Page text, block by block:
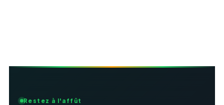
Restez à l'affût